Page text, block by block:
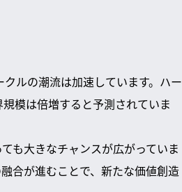
ルの潮流は加速しています。ハー
模は倍増すると予測されていま
も大きなチャンスが広がっていま
合が進むことで、新たな価値創造